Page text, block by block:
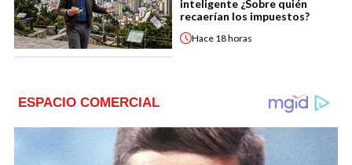
inteligente ¿Sobre quién
recaerían los impuestos?
Hace 18 horas